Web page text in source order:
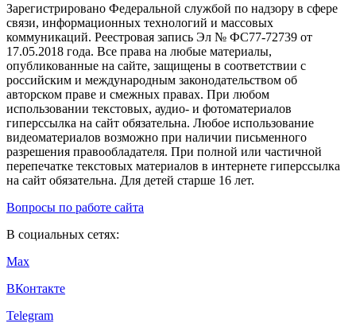
Зарегистрировано Федеральной службой по надзору в сфере
связи, информационных технологий и массовых
коммуникаций. Реестровая запись Эл № ФС77-72739 от
17.05.2018 года. Все права на любые материалы,
опубликованные на сайте, защищены в соответствии с
российским и международным законодательством об
авторском праве и смежных правах. При любом
использовании текстовых, аудио- и фотоматериалов
гиперссылка на сайт обязательна. Любое использование
видеоматериалов возможно при наличии письменного
разрешения правообладателя. При полной или частичной
перепечатке текстовых материалов в интернете гиперссылка
на сайт обязательна. Для детей старше 16 лет.
Вопросы по работе сайта
В социальных сетях:
Max
ВКонтакте
Telegram